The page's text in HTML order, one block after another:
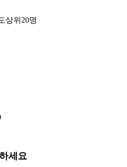
상위20명
세요